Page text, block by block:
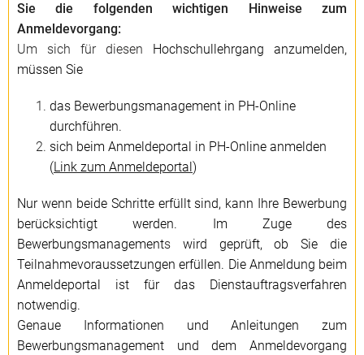
Sie die folgenden wichtigen Hinweise zum
Anmeldevorgang:
Um sich für diesen Hochschullehrgang anzumelden,
müssen Sie
das Bewerbungsmanagement in PH-Online
durchführen.
sich beim Anmeldeportal in PH-Online anmelden
(Link zum Anmeldeportal)
Nur wenn beide Schritte erfüllt sind, kann Ihre Bewerbung
berücksichtigt werden. Im Zuge des
Bewerbungsmanagements wird geprüft, ob Sie die
Teilnahmevoraussetzungen erfüllen. Die Anmeldung beim
Anmeldeportal ist für das Dienstauftragsverfahren
notwendig.
Genaue Informationen und Anleitungen zum
Bewerbungsmanagement und dem Anmeldevorgang